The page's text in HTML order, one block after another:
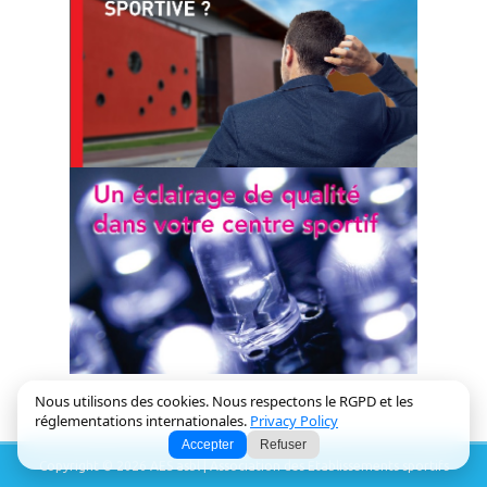
Nous utilisons des cookies. Nous respectons le RGPD et les
réglementations internationales. Privacy Policy
Accepter Refuser